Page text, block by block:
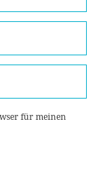
für meinen